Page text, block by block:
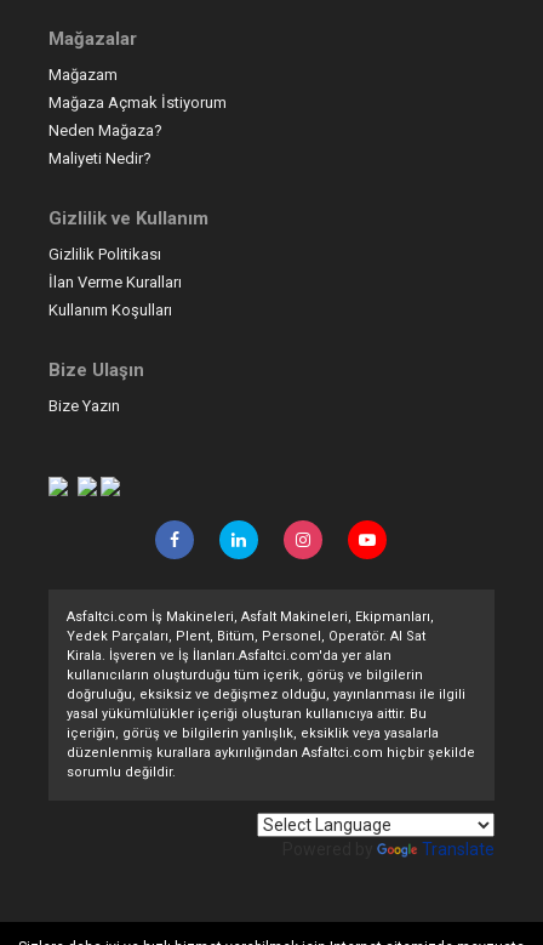
Mağazalar
Mağazam
Mağaza Açmak İstiyorum
Neden Mağaza?
Maliyeti Nedir?
Gizlilik ve Kullanım
Gizlilik Politikası
İlan Verme Kuralları
Kullanım Koşulları
Bize Ulaşın
Bize Yazın
Asfaltci.com İş Makineleri, Asfalt Makineleri, Ekipmanları,
Yedek Parçaları, Plent, Bitüm, Personel, Operatör. Al Sat
Kirala. İşveren ve İş İlanları.Asfaltci.com'da yer alan
kullanıcıların oluşturduğu tüm içerik, görüş ve bilgilerin
doğruluğu, eksiksiz ve değişmez olduğu, yayınlanması ile ilgili
yasal yükümlülükler içeriği oluşturan kullanıcıya aittir. Bu
içeriğin, görüş ve bilgilerin yanlışlık, eksiklik veya yasalarla
düzenlenmiş kurallara aykırılığından Asfaltci.com hiçbir şekilde
sorumlu değildir.
Translate